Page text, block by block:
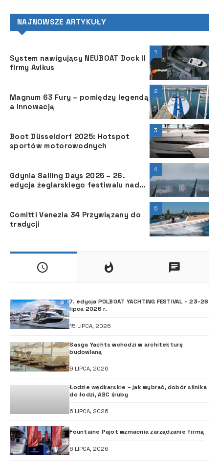
NAJNOWSZE ARTYKUŁY
1
System nawigujący NEUBOAT Dock II
firmy Avikus
2
Magnum 63 Fury – pomiędzy legendą
a innowacją
3
Boot Düsseldorf 2025: Hotspot
sportów motorowodnych
4
Gdynia Sailing Days 2025 – 26.
edycja żeglarskiego festiwalu nad
5
Comitti Venezia 34 Przywiązany do
tradycji
7. edycja POLBOAT YACHTING FESTIVAL – 23-26
lipca 2026 r.
15 LIPCA, 2026
Sasga Yachts wchodzi w architekturę
budowlaną
9 LIPCA, 2026
Łodzie wędkarskie – jak wybrać, dobór silnika
do łodzi, ABC śruby
6 LIPCA, 2026
Fountaine Pajot wzmacnia zarządzanie firmą
6 LIPCA, 2026